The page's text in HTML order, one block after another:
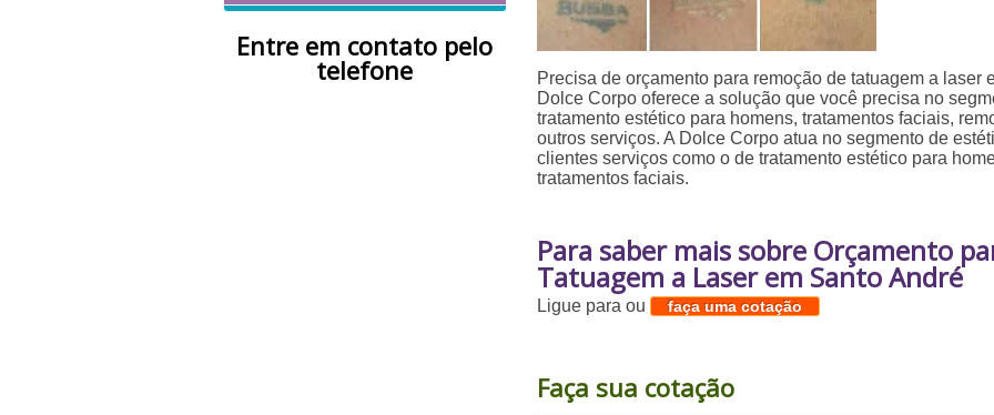
Entre em contato pelo
telefone
Precisa de orçamento para remoção de tatuagem a laser
Dolce Corpo oferece a solução que você precisa no
tratamento estético para homens, tratamentos faciais,
outros serviços. A Dolce Corpo atua no segmento de
clientes serviços como o de tratamento estético para
tratamentos faciais.
Para saber mais sobre Orçamento
Tatuagem a Laser em Santo André
Ligue paraou faça uma cotação
Faça sua cotação